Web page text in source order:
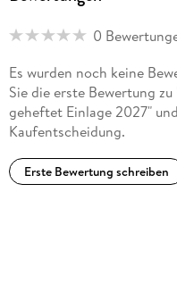
0
Es wurden noch keine
Sie die erste Bewertung
geheftet Einlage 2027"
Kaufentscheidung.
Erste Bewertung schreiben